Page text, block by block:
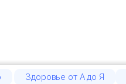
Здоровье от А до Я